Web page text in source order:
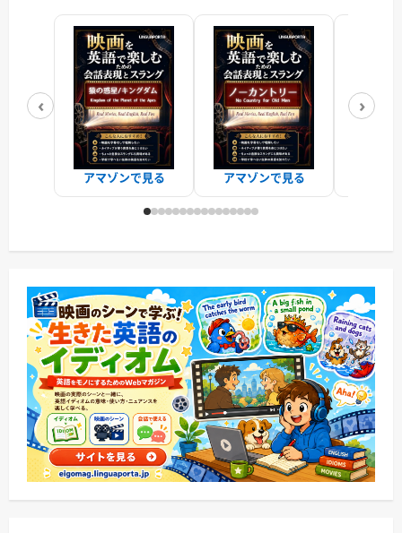
‹
アマゾンで見る アマゾンで見る
›